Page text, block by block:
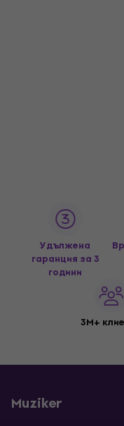
Удължена
гаранция за 3
години
3M+
Muziker